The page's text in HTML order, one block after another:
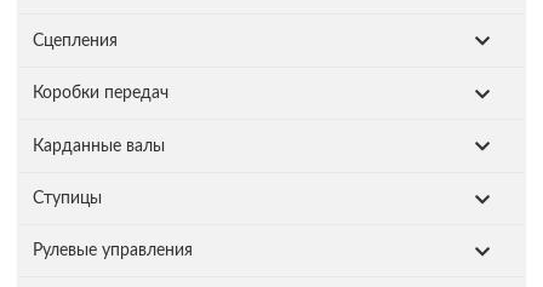
Сцепления
Коробки передач
Карданные валы
Ступицы
Рулевые управления